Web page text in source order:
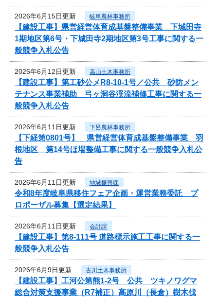
2026年6月15日更新 岐阜農林事務所
【建設工事】県営経営体育成基盤整備事業 下城田寺
1期地区第6号・下城田寺2期地区第3号工事に関する一
般競争入札公告
2026年6月12日更新 高山土木事務所
【建設工事】第工砂公メR8-10-1号／公共 砂防メン
テナンス事業補助 弓ヶ洞谷渓流補修工事に関する一
般競争入札公告
2026年6月11日更新 下呂農林事務所
【下経第0801号】 県営経営体育成基盤整備事業 羽
根地区 第14号ほ場整備工事に関する一般競争入札公
告
2026年6月11日更新 地域振興課
令和8年度岐阜県移住フェア企画・運営業務委託 プ
ロポーザル募集【選定結果】
2026年6月11日更新 会計課
【建設工事】第8-111号 道路標示施工工事に関する一
般競争入札公告
2026年6月9日更新 古川土木事務所
【建設工事】工河公第熊1-2号 公共 ツキノワグマ
総合対策支援事業（R7補正）高原川（長倉）樹木伐